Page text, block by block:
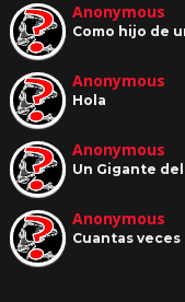
Anonymous
Como hijo de
Anonymous
Hola
Anonymous
Un Gigante
Anonymous
Cuantas veces